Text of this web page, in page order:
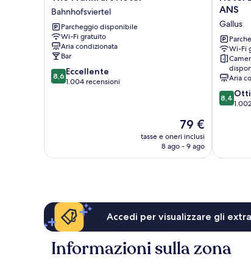
Frankfurt
Hotel
Bahnhofsviertel
Bahnhofsviertel
Parcheggio disponibile
Wi-Fi gratuito
Aria condizionata
Bar
8.6
su
8,6 Eccellente
1.004 recensioni
Il
prezzo
attuale
79 €
tasse e oneri inclusi
8 ago - 9 ago
Lumière
der
Messe
by
ANS
Gallus
ANS
Gallus
Wi-Fi
Aria
8.4
su
8,4
Accedi per visualizzare gli
Informazioni sulla zona